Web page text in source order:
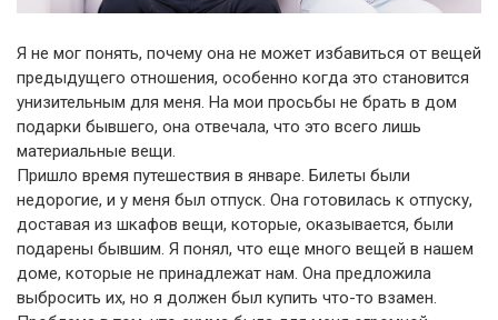
Я не мог понять, почему она не может избавиться от вещей
предыдущего отношения, особенно когда это становится
унизительным для меня. На мои просьбы не брать в дом
подарки бывшего, она отвечала, что это всего лишь
материальные вещи.
Пришло время путешествия в январе. Билеты были
недорогие, и у меня был отпуск. Она готовилась к отпуску,
доставая из шкафов вещи, которые, оказывается, были
подарены бывшим. Я понял, что еще много вещей в нашем
доме, которые не принадлежат нам. Она предложила
выбросить их, но я должен был купить что-то взамен.